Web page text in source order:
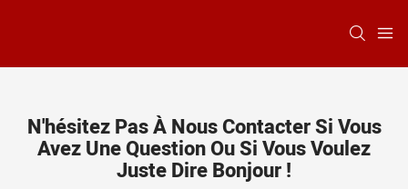
N'hésitez Pas À Nous Contacter Si Vous
Avez Une Question Ou Si Vous Voulez
Juste Dire Bonjour !